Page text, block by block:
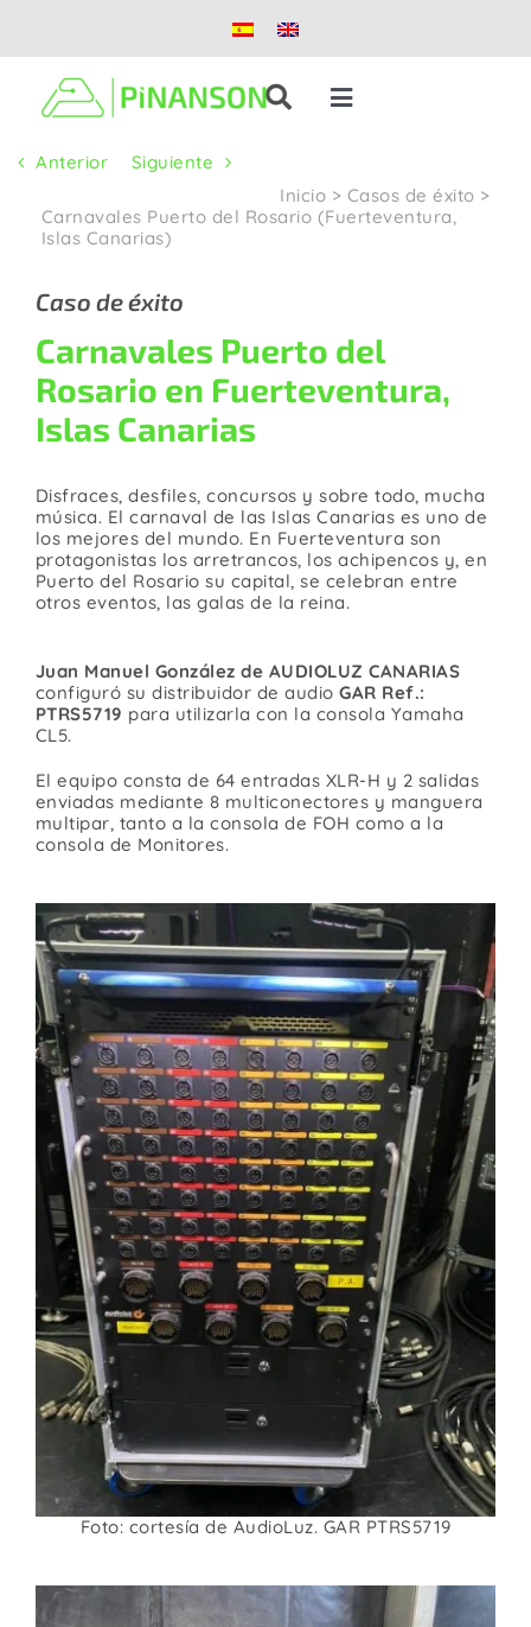
contenido
Toggle
Soluciones
Productos
Casos de éxito
Blog
Contacto
Inicio > Casos de éxito >
Carnavales Puerto del Rosario (Fuerteventura,
Islas Canarias)
Anterior Siguiente
Caso de éxito
Carnavales Puerto del
Rosario en Fuerteventura,
Islas Canarias
Disfraces, desfiles, concursos y sobre todo, mucha
música. El carnaval de las Islas Canarias es uno de
los mejores del mundo. En Fuerteventura son
protagonistas los arretrancos, los achipencos y, en
Puerto del Rosario su capital, se celebran entre
otros eventos, las galas de la reina.
Juan Manuel González de AUDIOLUZ CANARIAS
configuró su distribuidor de audioGAR Ref.:
PTRS5719 para utilizarla con la consola Yamaha
CL5.
El equipo consta de 64 entradas XLR-H y 2 salidas
enviadas mediante 8 multiconectores y manguera
multipar, tanto a la consola de FOH como a la
consola de Monitores.
Foto: cortesía de AudioLuz. GAR PTRS5719